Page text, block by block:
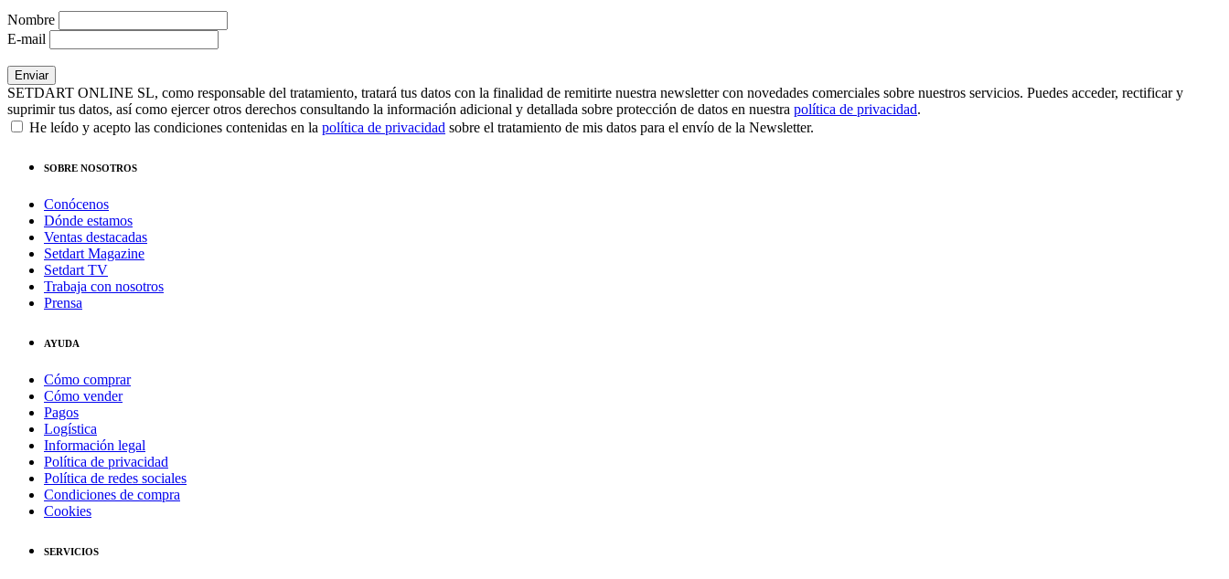
Nombre
E-mail
SETDART ONLINE SL, como responsable del tratamiento, tratará tus datos con la finalidad de remitirte nuestra newsletter con novedades comerciales sobre nuestros servicios. Puedes acceder, rectificar y
suprimir tus datos, así como ejercer otros derechos consultando la información adicional y detallada sobre protección de datos en nuestra política de privacidad.
He leído y acepto las condiciones contenidas en la política de privacidad sobre el tratamiento de mis datos para el envío de la Newsletter.
SOBRE NOSOTROS
Conócenos
Dónde estamos
Ventas destacadas
Setdart Magazine
Setdart TV
Trabaja con nosotros
Prensa
AYUDA
Cómo comprar
Cómo vender
Pagos
Logística
Información legal
Política de privacidad
Política de redes sociales
Condiciones de compra
Cookies
SERVICIOS